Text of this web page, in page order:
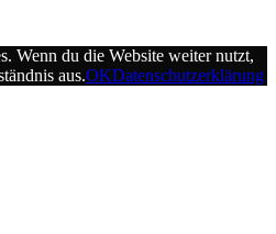
Wenn du die Website weiter nutzt,
aus.OKDatenschutzerklärung